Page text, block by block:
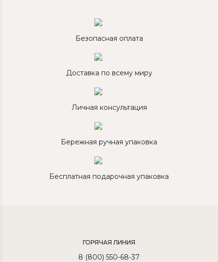
Безопасная оплата
Доставка по всему миру
Личная консультация
Бережная ручная упаковка
Бесплатная подарочная упаковка
ГОРЯЧАЯ ЛИНИЯ
8 (800) 550-68-37